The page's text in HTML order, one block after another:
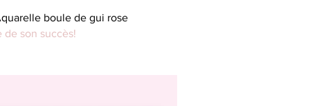
Aperçu rapide
boule de gui rose
de son succès!